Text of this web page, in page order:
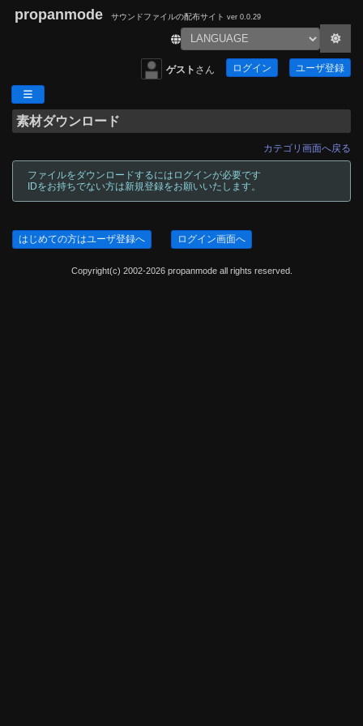
propanmode サウンドファイルの配布サイト ver 0.0.29
ゲスト さん ログイン ユーザ登録
素材ダウンロード
カテゴリ画面へ戻る
ファイルをダウンロードするにはログインが必要です
IDをお持ちでない方は新規登録をお願いいたします。
はじめての方はユーザ登録へ ログイン画面へ
Copyright(c) 2002-2026 propanmode all rights reserved.